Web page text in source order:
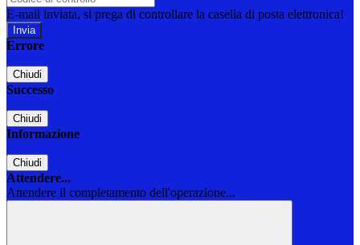
E-mail inviata, si prega di controllare la casella di posta elettronica!
Errore
Chiudi
Successo
Chiudi
Informazione
Chiudi
Attendere...
Attendere il completamento dell'operazione...